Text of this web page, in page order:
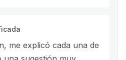
me explicó cada una de